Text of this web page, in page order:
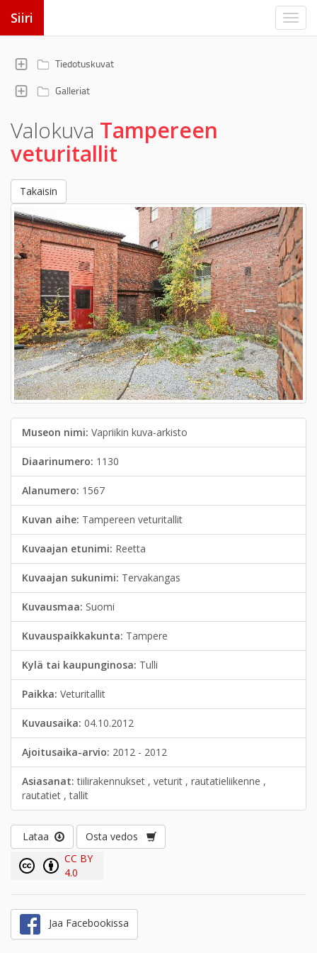
Siiri
Tiedotuskuvat
Galleriat
Valokuva Tampereen
veturitallit
Takaisin
Museon nimi: Vapriikin kuva-arkisto
Diaarinumero: 1130
Alanumero: 1567
Kuvan aihe: Tampereen veturitallit
Kuvaajan etunimi: Reetta
Kuvaajan sukunimi: Tervakangas
Kuvausmaa: Suomi
Kuvauspaikkakunta: Tampere
Kylä tai kaupunginosa: Tulli
Paikka: Veturitallit
Kuvausaika: 04.10.2012
Ajoitusaika-arvio: 2012 - 2012
Asiasanat:tiilirakennukset , veturit , rautatieliikenne ,
rautatiet , tallit
Lataa
Osta vedos
CC BY
4.0
Jaa Facebookissa